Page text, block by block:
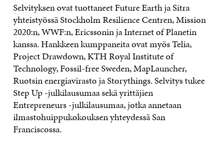
Selvityksen ovat tuottaneet Future Earth ja Sitra
yhteistyössä Stockholm Resilience Centren, Mission
2020:n, WWF:n, Ericssonin ja Internet of Planetin
kanssa. Hankkeen kumppaneita ovat myös Telia,
Project Drawdown, KTH Royal Institute of
Technology, Fossil-free Sweden, MapLauncher,
Ruotsin energiavirasto ja Storythings. Selvitys tukee
Step Up -julkilausumaa sekä yrittäjien
Entrepreneurs -julkilausumaa, jotka annetaan
ilmastohuippukokouksen yhteydessä San
Franciscossa.